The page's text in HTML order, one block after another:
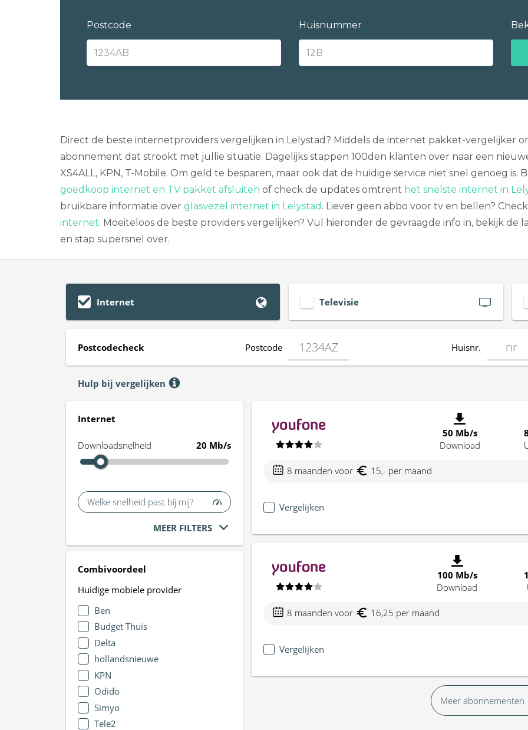
Postcode Huisnummer
Direct de beste internetproviders vergelijken in Lelystad? Middels de internet pakket-vergelijker
abonnement dat strookt met jullie situatie. Dagelijks stappen 100den klanten over naar een
XS4ALL, KPN, T-Mobile. Om geld te besparen, maar ook dat de huidige service niet snel genoeg is.
goedkoop internet en TV pakket afsluiten of check de updates omtrent het snelste internet in
bruikbare informatie over glasvezel internet in Lelystad . Liever geen abbo voor tv en bellen?
internet. Moeiteloos de beste providers vergelijken? Vul hieronder de gevraagde info in, bekijk
en stap supersnel over.
Internet Televisie
Postcodecheck Postcode Huisnr.
Hulp bij vergelijken
Internet
Downloadsnelheid 20 Mb/s
Welke snelheid past bij mij?
MEER FILTERS
Combivoordeel
Huidige mobiele provider
Ben
Budget Thuis
Delta
hollandsnieuwe
KPN
Odido
Simyo
Tele2
50 Mb/s
Download
8 maanden voor 15,- per maand
Vergelijken
100 Mb/s
Download
8 maanden voor 16,25 per maand
Vergelijken
Meer abonnementen